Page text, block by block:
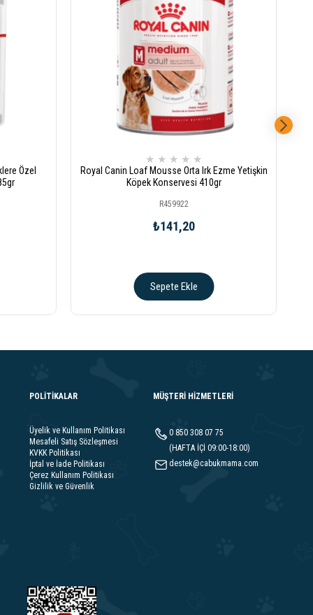
Özel
★ ★ ★ ★ ★
Royal Canin Loaf Mousse Orta Irk Ezme Yetişkin
Köpek Konservesi 410gr
R459922
₺141,20
Sepete Ekle
POLİTİKALAR
Üyelik ve Kullanım Politikası
Mesafeli Satış Sözleşmesi
KVKK Politikası
İptal ve İade Politikası
Çerez Kullanım Politikası
Gizlilik ve Güvenlik
MÜŞTERİ HİZMETLERİ
0 850 308 07 75
(HAFTA İÇİ 09:00-18:00)
destek@cabukmama.com